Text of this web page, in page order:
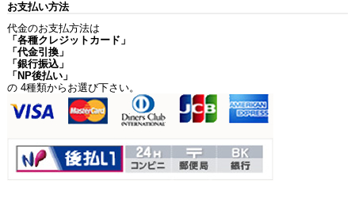
お支払い方法
代金のお支払方法は
「各種クレジットカード」
「代金引換」
「銀行振込」
「NP後払い」
の 4種類からお選び下さい。